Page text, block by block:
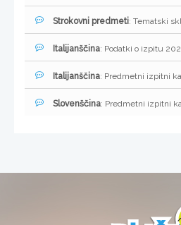
Strokovni predmeti: Tematski
Italijanščina: Podatki o izpitu
Italijanščina: Predmetni izpitni
Slovenščina: Predmetni izpitni